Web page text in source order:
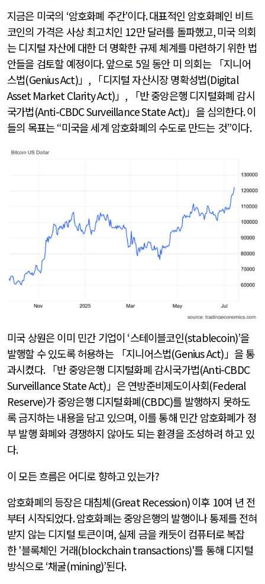
지금은 미국의 ‘암호화폐 주간’이다.대표적인 암호화폐인 비트
코인의 가격은 사상 최고치인 12만 달러를 돌파했고,미국 의회
는 디지털 자산에 대한 더 명확한 규제 체계를 마련하기 위한 법
안들을 검토할 예정이다.앞으로 5일 동안 미 의회는 「지니어
스법(Genius Act)」 , 「디지털 자산시장 명확성법(Digital
Asset Market Clarity Act)」 , 「반 중앙은행 디지털화폐 감시
국가법(Anti-CBDC Surveillance State Act)」을 심의한다.이
들의 목표는“미국을 세계 암호화폐의 수도로 만드는 것”이다.
미국 상원은 이미 민간 기업이 ‘스테이블코인(stablecoin)’을
발행할 수 있도록 허용하는 「지니어스법(Genius Act) 」을 통
과시켰다. 「반 중앙은행 디지털화폐 감시국가법(Anti-CBDC
Surveillance State Act) 」은 연방준비제도이사회(Federal
Reserve)가 중앙은행 디지털화폐(CBDC)를 발행하지 못하도
록 금지하는 내용을 담고 있으며, 이를 통해 민간 암호화폐가 정
부 발행 화폐와 경쟁하지 않아도 되는 환경을 조성하려 하고 있
다.
이 모든 흐름은 어디로 향하고 있는가?
암호화폐의 등장은 대침체(Great Recession)이후 10여 년 전
부터 시작되었다.암호화폐는 중앙은행의 발행이나 통제를 전혀
받지 않는 디지털 토큰이며,실제 금을 캐듯이 컴퓨터로 복잡
한 '블록체인 거래(blockchain transactions)'를 통해 디지털
방식으로‘채굴(mining)’된다.